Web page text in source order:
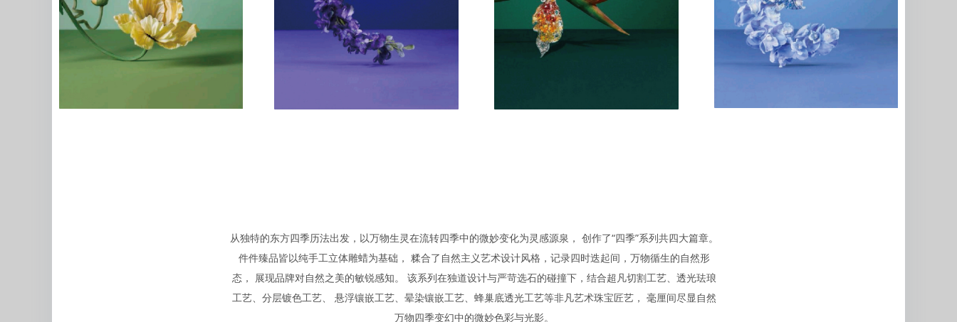
从独特的东方四季历法出发，以万物生灵在流转四季中的微妙变化为灵感源泉， 创作了“四季”系列共四大篇章。
件件臻品皆以纯手工立体雕蜡为基础， 糅合了自然主义艺术设计风格，记录四时迭起间，万物循生的自然形
态， 展现品牌对自然之美的敏锐感知。 该系列在独道设计与严苛选石的碰撞下，结合超凡切割工艺、透光珐琅
工艺、分层镀色工艺、 悬浮镶嵌工艺、晕染镶嵌工艺、蜂巢底透光工艺等非凡艺术珠宝匠艺， 毫厘间尽显自然
万物四季变幻中的微妙色彩与光影。